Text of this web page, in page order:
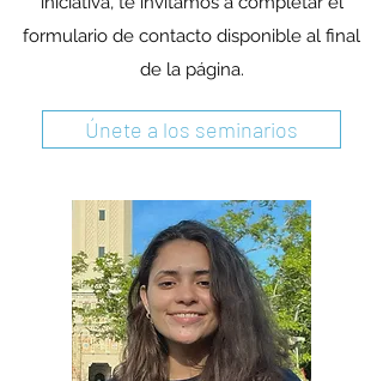
formulario de contacto disponible al final
de la página.
Únete a los seminarios